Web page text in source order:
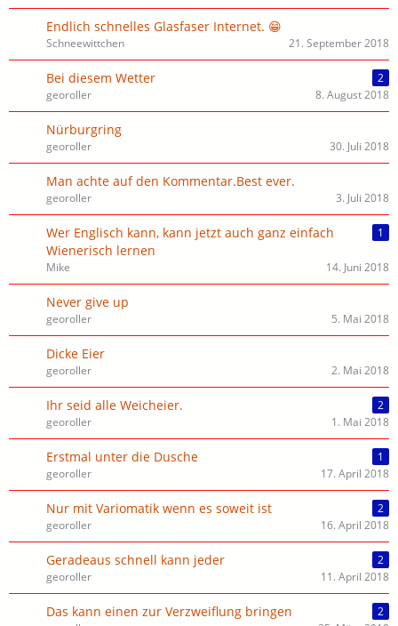
Endlich schnelles Glasfaser Internet. 😁
Schneewittchen 21. September 2018
Bei diesem Wetter
2
georoller
8. August 2018
Nürburgring
georoller 30. Juli 2018
Man achte auf den Kommentar.Best ever.
georoller 3. Juli 2018
Wer Englisch kann, kann jetzt auch ganz einfach
Wienerisch lernen
1
Mike 14. Juni 2018
Never give up
georoller 5. Mai 2018
Dicke Eier
georoller 2. Mai 2018
Ihr seid alle Weicheier.
2
georoller
1. Mai 2018
Erstmal unter die Dusche
1
georoller
17. April 2018
Nur mit Variomatik wenn es soweit ist
2
georoller
16. April 2018
Geradeaus schnell kann jeder
2
georoller
11. April 2018
Das kann einen zur Verzweiflung bringen
2